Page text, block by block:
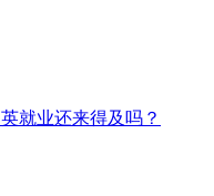
就业还来得及吗？